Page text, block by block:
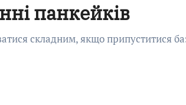
панкейків
складним, якщо припуститися